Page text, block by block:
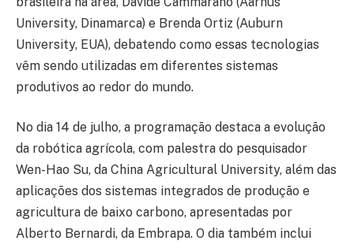
University, Dinamarca) e Brenda Ortiz (Auburn
University, EUA), debatendo como essas tecnologias
vêm sendo utilizadas em diferentes sistemas
produtivos ao redor do mundo.
No dia 14 de julho, a programação destaca a evolução
da robótica agrícola, com palestra do pesquisador
Wen-Hao Su, da China Agricultural University, além das
aplicações dos sistemas integrados de produção e
agricultura de baixo carbono, apresentadas por
Alberto Bernardi, da Embrapa. O dia também inclui